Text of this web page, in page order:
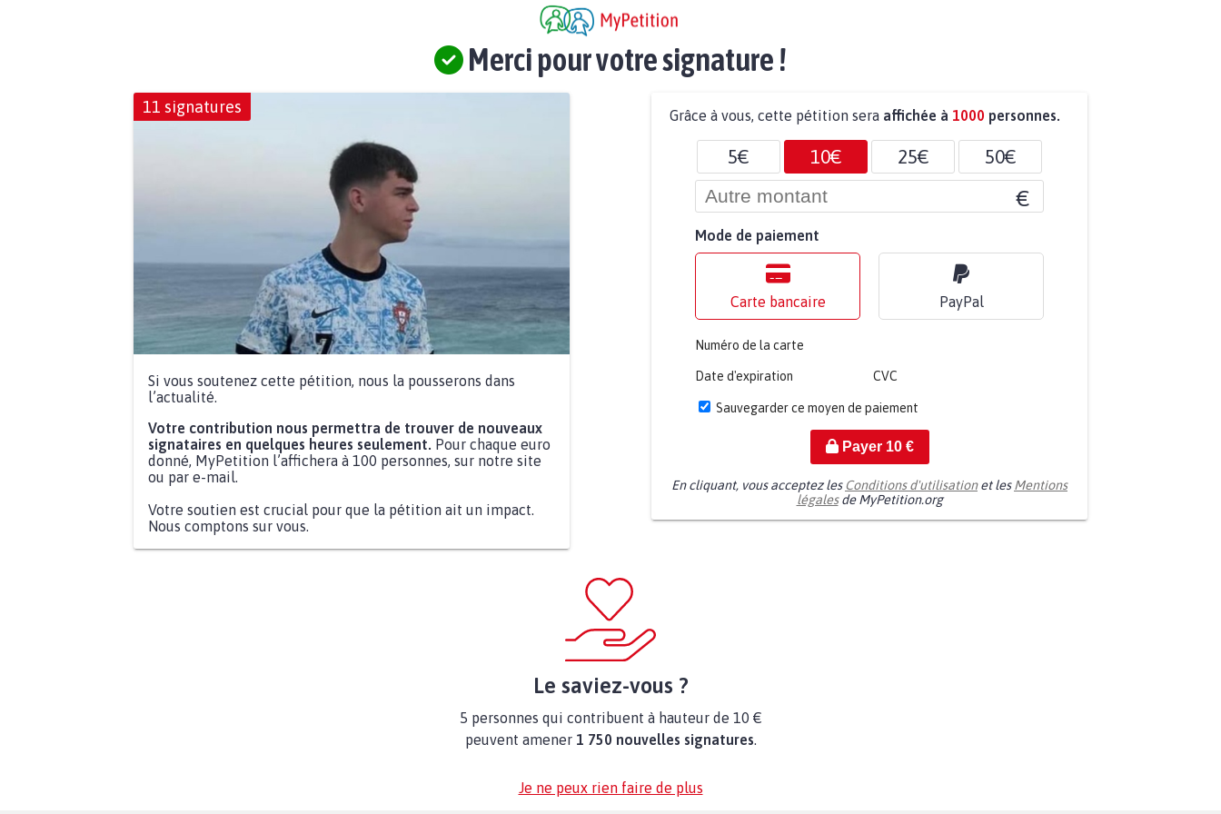
Merci pour votre signature !
11 signatures
Si vous soutenez cette pétition, nous la pousserons dans
l’actualité.
Votre contribution nous permettra de trouver de nouveaux
signataires en quelques heures seulement. Pour chaque euro
donné, MyPetition l’affichera à 100 personnes, sur notre site
ou par e-mail.
Votre soutien est crucial pour que la pétition ait un impact.
Nous comptons sur vous.
Grâce à vous, cette pétition sera affichée à 1000 personnes.
5€ 10€ 25€ 50€
€
Mode de paiement
Carte bancaire PayPal
Numéro de la carte
Date d'expiration CVC
Sauvegarder ce moyen de paiement
Payer 10€
En cliquant, vous acceptez les Conditions d'utilisationet lesMentions
légalesde MyPetition.org
Le saviez-vous ?
5 personnes qui contribuent à hauteur de 10 €
peuvent amener 1 750 nouvelles signatures.
Je ne peux rien faire de plus